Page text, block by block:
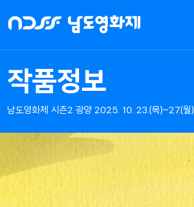
NDFF
남도영화제
시즌2
광양
작품정보
남도영화제 시즌2 광양 2025. 10. 23.(목)~27.(월)